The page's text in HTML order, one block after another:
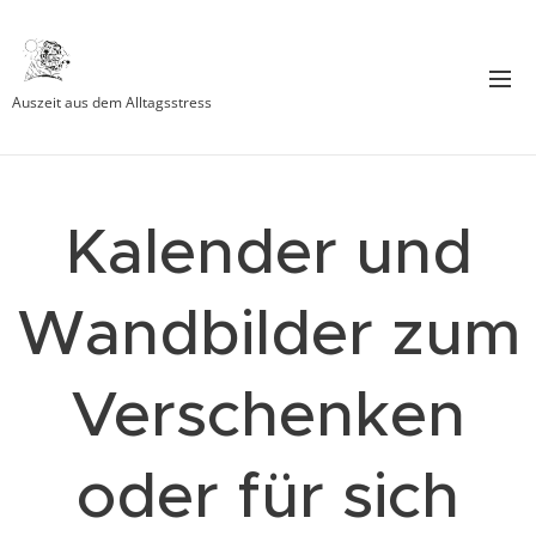
Auszeit aus dem Alltagsstress
Kalender und
Wandbilder zum
Verschenken
oder für sich